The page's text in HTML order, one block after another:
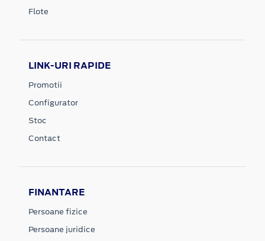
Flote
LINK-URI RAPIDE
Promotii
Configurator
Stoc
Contact
FINANTARE
Persoane fizice
Persoane juridice